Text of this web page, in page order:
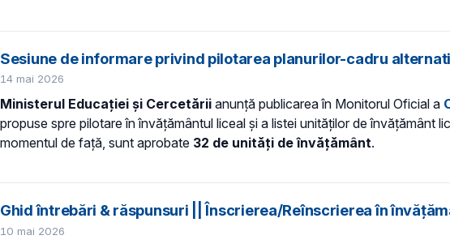
Sesiune de informare privind pilotarea planurilor-cadru
14 mai 2026
Ministerul Educației și Cercetării anunță publicarea în Monitorul Oficial a
propuse spre pilotare în învățământul liceal și a listei unităților de
momentul de față, sunt aprobate 32 de unități de învățământ.
Ghid întrebări & răspunsuri || Înscrierea/Reînscrierea în
10 mai 2026